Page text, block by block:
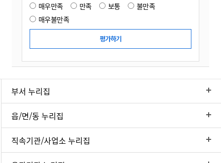
매우만족 만족 보통
불만족
매우불만족
부서 누리집
읍/면/동 누리집
직속기관/사업소 누리집